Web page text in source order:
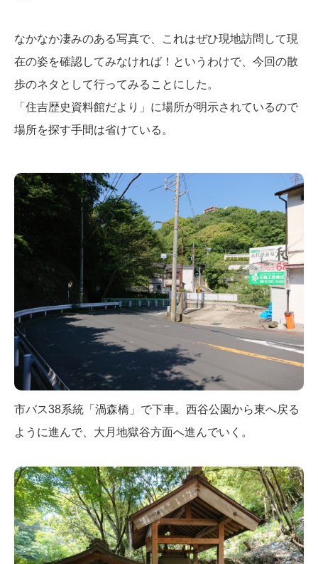
なかなか凄みのある写真で、これはぜひ現地訪問して現
在の姿を確認してみなければ！というわけで、今回の散
歩のネタとして行ってみることにした。
「住吉歴史資料館だより」に場所が明示されているので
場所を探す手間は省けている。
市バス38系統「渦森橋」で下車。西谷公園から東へ戻る
ように進んで、大月地獄谷方面へ進んでいく。